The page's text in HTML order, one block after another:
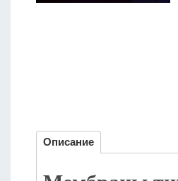
Описание